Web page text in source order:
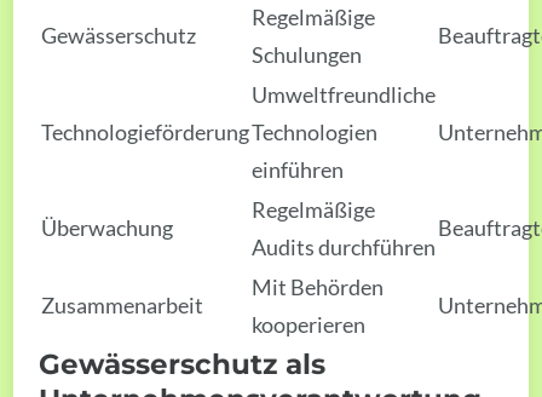
Gewässerschutz
Regelmäßige
Schulungen
Technologieförderung
Umweltfreundliche
Technologien
einführen
Überwachung
Regelmäßige
Audits durchführen
Zusammenarbeit
Mit Behörden
kooperieren
Gewässerschutz als